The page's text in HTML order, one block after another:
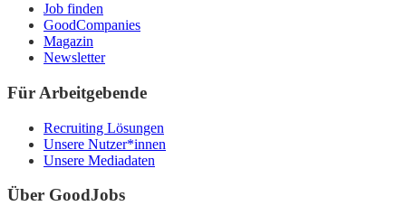
Job finden
GoodCompanies
Magazin
Newsletter
Für Arbeitgebende
Recruiting Lösungen
Unsere Nutzer*innen
Unsere Mediadaten
Über GoodJobs